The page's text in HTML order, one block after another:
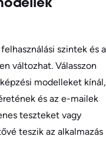
szintek és a
változhat. Válasszon
modelleket kínál,
és az e-mailek
teszteket vagy
teszik az alkalmazás